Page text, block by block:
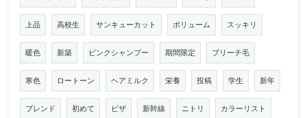
上品 高校生 サンキューカット ボリューム スッキリ
暖色 新築 ピンクシャンプー 期間限定 ブリーチ毛
寒色 ロートーン ヘアミルク 栄養 投稿 学生 新年
ブレンド 初めて ピザ 新幹線 ニトリ カラーリスト